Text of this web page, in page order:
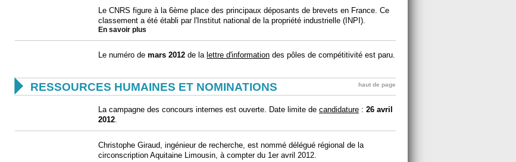
Le CNRS figure à la 6ème place des principaux déposants de brevets en France. Ce
classement a été établi par l'Institut national de la propriété industrielle (INPI).
En savoir plus
Le numéro de mars 2012 de la lettre d'information des pôles de compétitivité est paru.
 RESSOURCES HUMAINES ET NOMINATIONS haut de page
La campagne des concours internes est ouverte. Date limite de candidature : 26 avril
2012.
Christophe Giraud, ingénieur de recherche, est nommé délégué régional de la
circonscription Aquitaine Limousin, à compter du 1er avril 2012.